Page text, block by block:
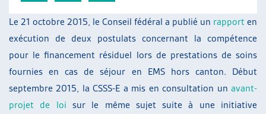
Le 21 octobre 2015, le Conseil fédéral a publié un rapport en
exécution de deux postulats concernant la compétence
pour le financement résiduel lors de prestations de soins
fournies en cas de séjour en EMS hors canton. Début
septembre 2015, la CSSS-E a mis en consultation un avant-
projet de loi sur le même sujet suite à une initiative